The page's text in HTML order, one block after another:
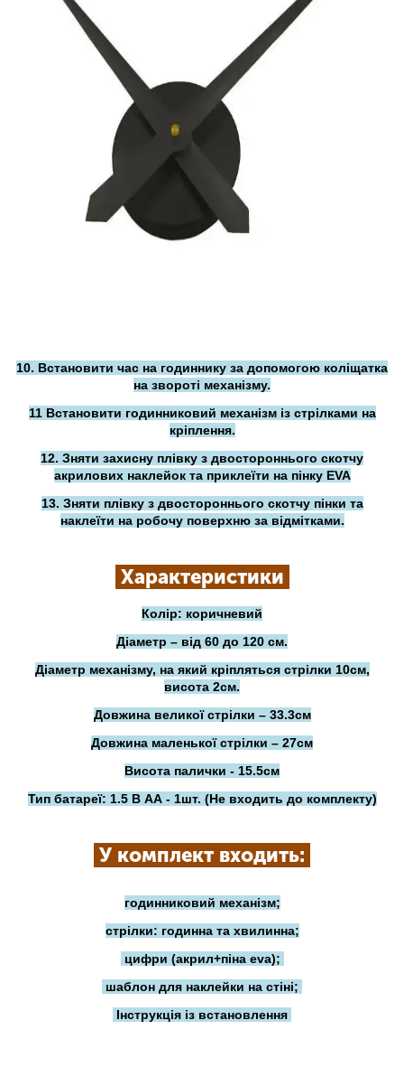
10. Встановити час на годиннику за допомогою коліщатка
на звороті механізму.
11 Встановити годинниковий механізм із стрілками на
кріплення.
12. Зняти захисну плівку з двостороннього скотчу
акрилових наклейок та приклеїти на пінку EVA
13. Зняти плівку з двостороннього скотчу пінки та
наклеїти на робочу поверхню за відмітками.
Характеристики
Колір: коричневий
Діаметр – від 60 до 120 см.
Діаметр механізму, на який кріпляться стрілки 10см,
висота 2см.
Довжина великої стрілки – 33.3см
Довжина маленької стрілки – 27см
Висота палички - 15.5см
Тип батареї: 1.5 В АА - 1шт. (Не входить до комплекту)
У комплект входить:
годинниковий механізм;
стрілки: годинна та хвилинна;
цифри (акрил+піна eva);
шаблон для наклейки на стіні;
Інструкція із встановлення